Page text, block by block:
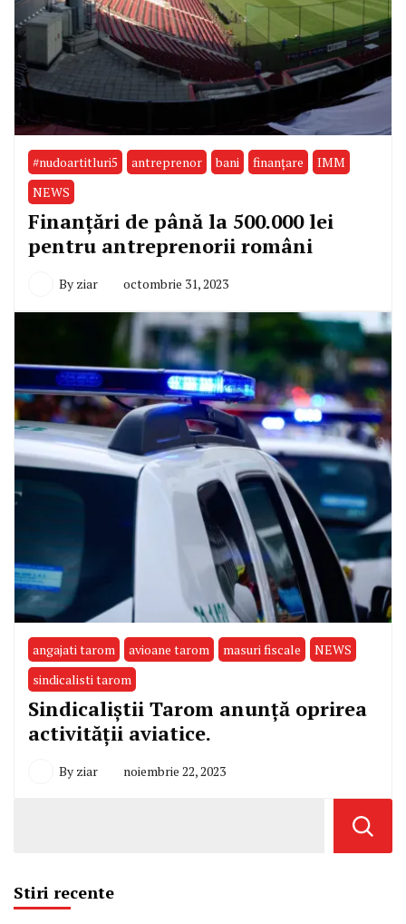
#nudoartitluri5 antreprenor bani finanțare
IMM
NEWS
Finanțări de până la 500.000 lei
pentru antreprenorii români
By ziar octombrie 31, 2023
angajati tarom avioane tarom masuri fiscale
NEWS
sindicalisti tarom
Sindicaliștii Tarom anunță oprirea
activității aviatice.
By ziar noiembrie 22, 2023
Stiri recente